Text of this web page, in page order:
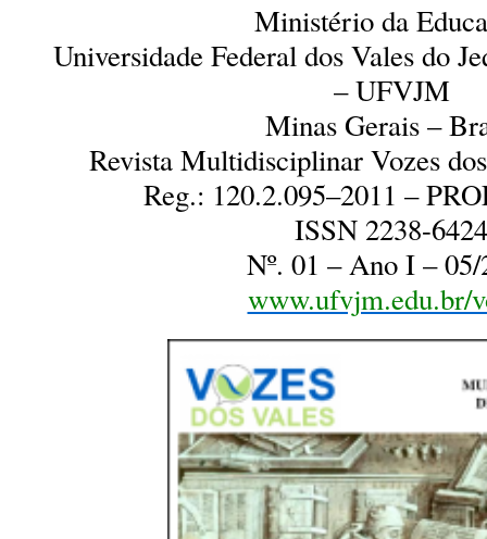
Ministério da
Universidade Federal dos Vales do
– UFVJM
Minas Gerais –
Revista Multidisciplinar Vozes
Reg.: 120.2.095–2011 –
ISSN 2238-6424
Nº. 01 – Ano I – 05/
www.ufvjm.edu.br/